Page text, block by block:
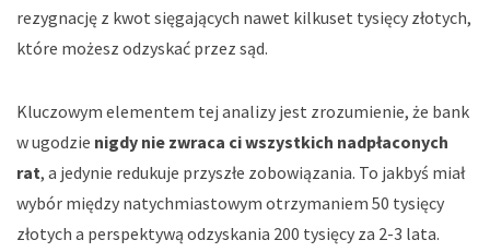
rezygnację z kwot sięgających nawet kilkuset tysięcy złotych,
które możesz odzyskać przez sąd.
Kluczowym elementem tej analizy jest zrozumienie, że bank
w ugodzie nigdy nie zwraca ci wszystkich nadpłaconych
rat, a jedynie redukuje przyszłe zobowiązania. To jakbyś miał
wybór między natychmiastowym otrzymaniem 50 tysięcy
złotych a perspektywą odzyskania 200 tysięcy za 2-3 lata.